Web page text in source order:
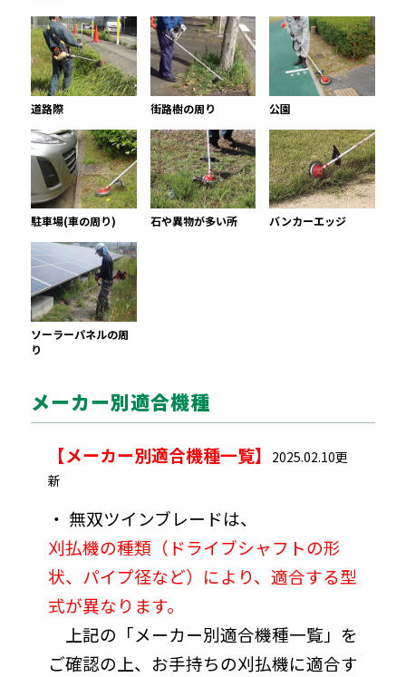
道路際 街路樹の周り 公園
駐車場(車の周り) 石や異物が多い所 バンカーエッジ
ソーラーパネルの周
り
メーカー別適合機種
【メーカー別適合機種一覧】
2025.02.10更
新
・ 無双ツインブレードは、
刈払機の種類（ドライブシャフトの形
状、パイプ径など）により、適合する型
式が異なります。
上記の「メーカー別適合機種一覧」を
ご確認の上、お手持ちの刈払機に適合す